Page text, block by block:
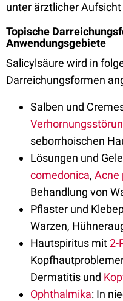
unter ärztlicher
Topische
Anwendungsgebiete
Salicylsäure wird in
Darreichungsformen
Salben und
seborrhoischen
Lösungen und
comedonica, Acne
Behandlung von
Pflaster und
Warzen,
Hautspiritus mit2-
Dermatitis und
Ophthalmika: In